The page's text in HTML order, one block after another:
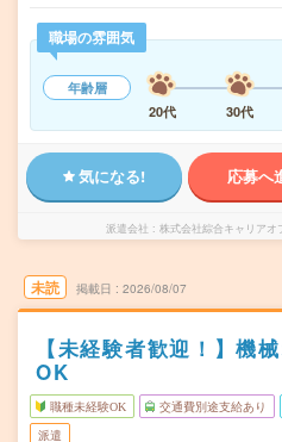
職場の雰囲気
年齢層
20代
30代
気になる! 応募へ
派遣会社 株式会社綜合キャリア
未読 掲載日 2026/08/07
【未経験者歓迎！】機
OK
職種未経験OK 交通費別途支給あり
派遣